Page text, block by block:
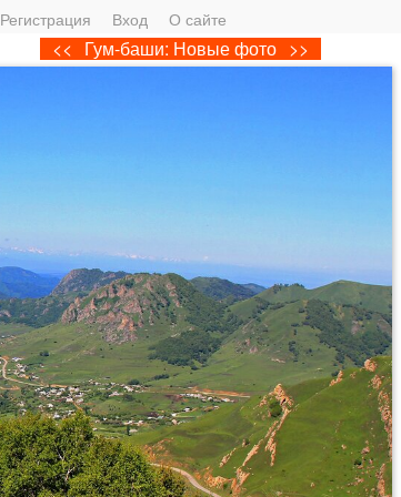
Регистрация Вход О сайте
<< Гум-баши: Новые фото >>